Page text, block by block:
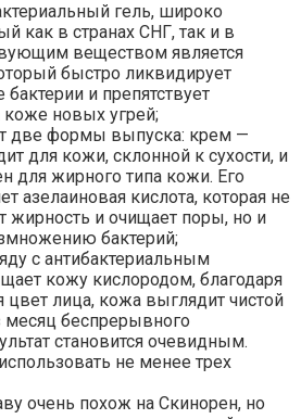
гель, широко
как в странах СНГ, так и в
веществом является
быстро ликвидирует
и препятствует
новых угрей;
две формы выпуска: крем —
для кожи, склонной к сухости, и
для жирного типа кожи. Его
азелаиновая кислота, которая не
жирность и очищает поры, но и
бактерий;
с антибактериальным
кожу кислородом, благодаря
цвет лица, кожа выглядит чистой
беспрерывного
становится очевидным.
не менее трех
очень похож на Скинорен, но